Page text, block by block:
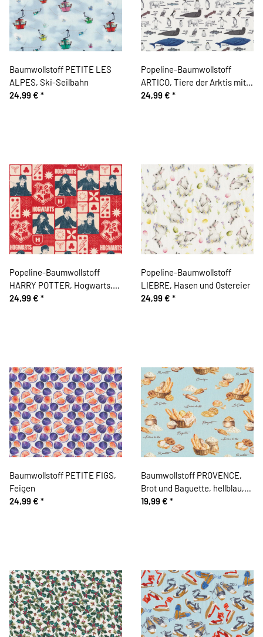
Baumwollstoff PETITE LES
ALPES, Ski-Seilbahn
24,99 € *
Popeline-Baumwollstoff
ARTICO, Tiere der Arktis mit
Pinguinen
24,99 € *
Popeline-Baumwollstoff
HARRY POTTER, Hogwarts,
rot
24,99 € *
Popeline-Baumwollstoff
LIEBRE, Hasen und Ostereier
24,99 € *
Baumwollstoff PETITE FIGS,
Feigen
24,99 € *
Baumwollstoff PROVENCE,
Brot und Baguette, hellblau,
Patricia Meyer
19,99 € *